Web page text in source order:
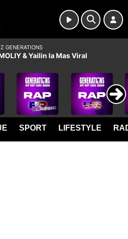
SPORT LIFESTYLE
GENERATIONS
& Yailin la Mas Viral